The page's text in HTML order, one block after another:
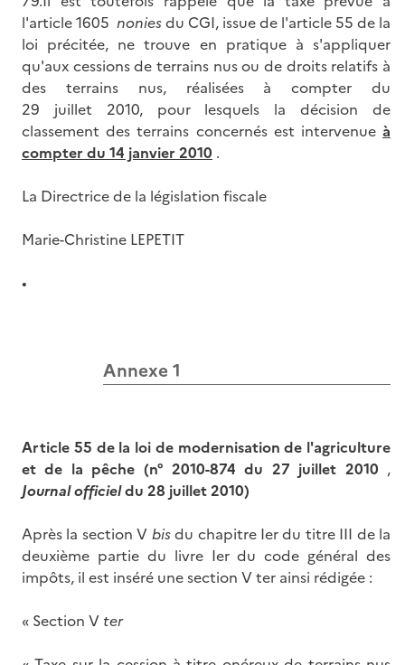
l'article 1605 noniesdu CGI, issue de l'article 55 de la
loi précitée, ne trouve en pratique à s'appliquer
qu'aux cessions de terrains nus ou de droits relatifs à
des terrains nus, réalisées à compter du
29 juillet 2010, pour lesquels la décision de
classement des terrains concernés est intervenue à
compter du 14 janvier 2010 .
La Directrice de la législation fiscale
Marie-Christine LEPETIT
•
Annexe 1
Article 55 de la loi de modernisation de l'agriculture
et de la pêche (n° 2010-874 du 27 juillet 2010 ,
Journal officieldu 28 juillet 2010)
Après la section V bisdu chapitre Ier du titre III de la
deuxième partie du livre Ier du code général des
impôts, il est inséré une section V ter ainsi rédigée :
« Section V ter